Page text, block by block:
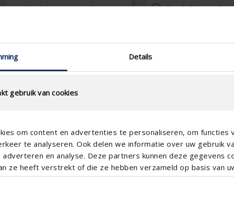
Details
gebruik van cookies
om content en advertenties te personaliseren, om functies
te analyseren. Ook delen we informatie over uw gebruik
adverteren en analyse. Deze partners kunnen deze gegevens
ze heeft verstrekt of die ze hebben verzameld op basis van
Ventilatieniveau wordt per
Smartzone principe mogelijk
Plug & Play met 3
Bediening via app